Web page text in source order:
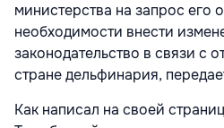
министерства на запрос его
необходимости внести
законодательство в связи с
стране дельфинария,
Как написал на своей